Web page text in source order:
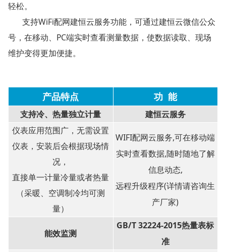
轻松。
支持WiFi配网建恒云服务功能，可通过建恒云微信公众
号，在移动、PC端实时查看测量数据，使数据读取、现场
维护变得更加便捷。
产品特点 功 能
支持冷、热量独立计量
建恒云服务
仪表应用范围广，无需设置
仪表，安装后会根据现场情
况，
直接单一计量冷量或者热量
（采暖、空调制冷均可测
量）
WIFI配网云服务,可在移动端
实时查看数据,随时随地了解
信息动态,
远程升级程序(详情请咨询生
产厂家)
能效监测
GB/T 32224-2015热量表标
准